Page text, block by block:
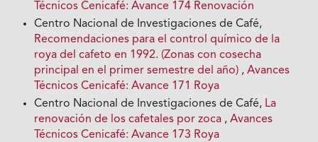
Técnicos Cenicafé: Avance 174 Renovación
Centro Nacional de Investigaciones de Café,
Recomendaciones para el control químico de la
roya del cafeto en 1992. (Zonas con cosecha
principal en el primer semestre del año) ,Avances
Técnicos Cenicafé: Avance 171 Roya
Centro Nacional de Investigaciones de Café, La
renovación de los cafetales por zoca ,Avances
Técnicos Cenicafé: Avance 173 Roya